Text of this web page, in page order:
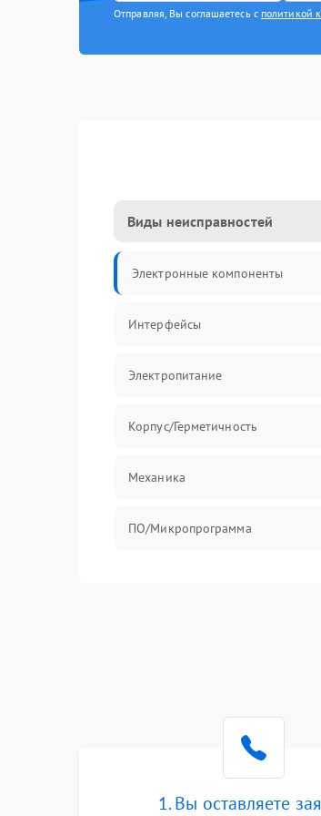
Отправляя, Вы соглашаетесь с политикой
Виды неисправностей
Электронные компоненты
Интерфейсы
Электропитание
Корпус/Герметичность
Механика
ПО/Микропрограмма
1. Вы оставляете